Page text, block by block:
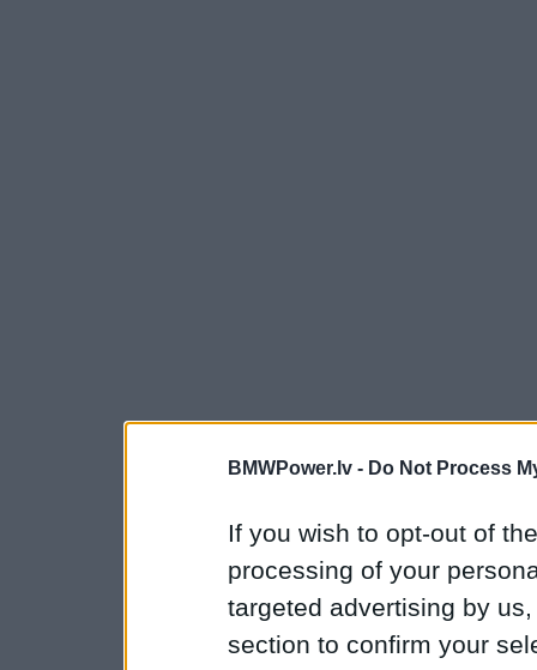
BMWPower.lv - Do Not Process
If you wish to opt-out of
processing of your
targeted advertising by
section to confirm your